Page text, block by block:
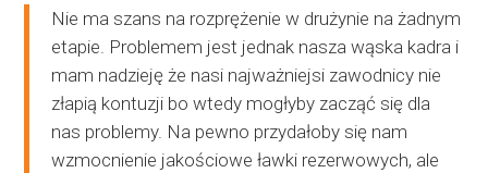
Nie ma szans na rozprężenie w drużynie na żadnym
etapie. Problemem jest jednak nasza wąska kadra i
mam nadzieję że nasi najważniejsi zawodnicy nie
złapią kontuzji bo wtedy mogłyby zacząć się dla
nas problemy. Na pewno przydałoby się nam
wzmocnienie jakościowe ławki rezerwowych, ale